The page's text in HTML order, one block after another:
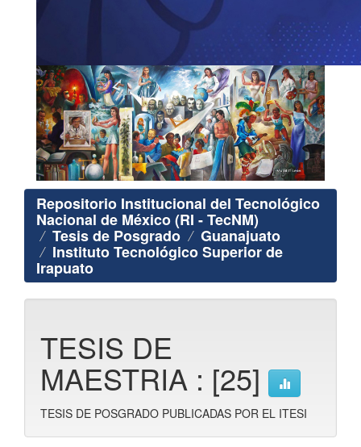
Repositorio Institucional del Tecnológico
Nacional de México (RI - TecNM)
Tesis de Posgrado Guanajuato
Instituto Tecnológico Superior de
Irapuato
TESIS DE
MAESTRIA : [25]
TESIS DE POSGRADO PUBLICADAS POR EL ITESI